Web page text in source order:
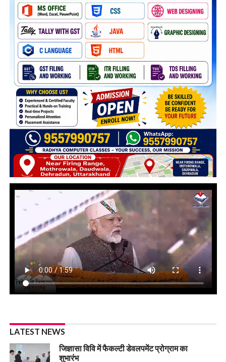
LATEST NEWS
जिज्ञासा विवि में फैकल्टी डेवलपमेंट प्रोग्राम का
शुभारंभ